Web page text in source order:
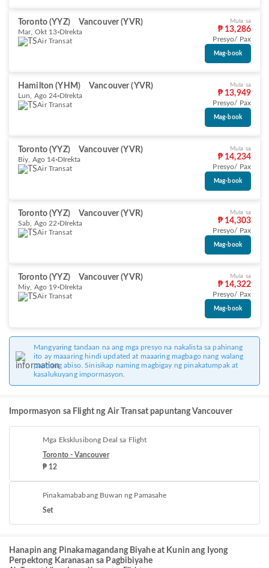
Toronto (YYZ) Vancouver (YVR)
Mar, Okt 13 DIrekta
Air Transat
Mula sa
₱ 13,286
Presyo/ Pax
Mag-book
Hamilton (YHM) Vancouver (YVR)
Lun, Ago 24 DIrekta
Air Transat
Mula sa
₱ 13,949
Presyo/ Pax
Mag-book
Toronto (YYZ) Vancouver (YVR)
Biy, Ago 14 DIrekta
Air Transat
Mula sa
₱ 14,234
Presyo/ Pax
Mag-book
Toronto (YYZ) Vancouver (YVR)
Sab, Ago 22 DIrekta
Air Transat
Mula sa
₱ 14,303
Presyo/ Pax
Mag-book
Toronto (YYZ) Vancouver (YVR)
Miy, Ago 19 DIrekta
Air Transat
Mula sa
₱ 14,322
Presyo/ Pax
Mag-book
Mangyaring tandaan na ang mga presyo na nakalista sa pahinang
ito ay maaaring hindi updated at maaaring magbago nang walang
paunang abiso. Sinisikap naming magbigay ng pinakatumpak at
kasalukuyang impormasyon.
Impormasyon sa Flight ng Air Transat papuntang Vancouver
Mga Eksklusibong Deal sa Flight
Toronto - Vancouver
₱ 12
Pinakamababang Buwan ng Pamasahe
Set
Hanapin ang Pinakamagandang Biyahe at Kunin ang Iyong
Perpektong Karanasan sa Pagbibiyahe